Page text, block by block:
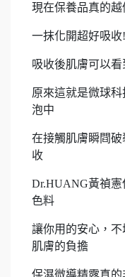
現在保養品真的越
一抹化開超好吸收!
吸收後肌膚可以
原來這就是微球
泡中
在接觸肌膚瞬閰
收
Dr.HUANG黃禎
色料
讓你用的安心，
肌膚的負擔